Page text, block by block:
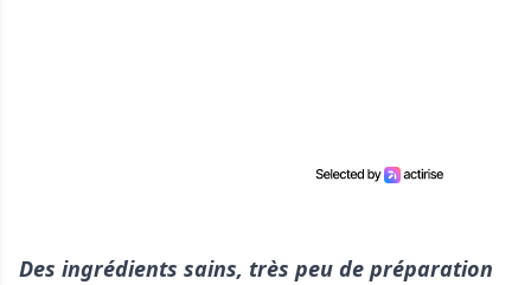
Des ingrédients sains, très peu de préparation